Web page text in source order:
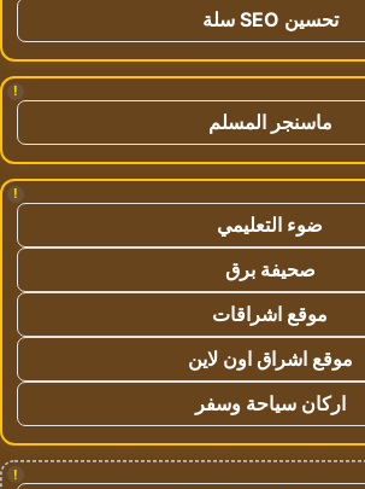
تحسين SEO سلة
!
ماسنجر المسلم
!
ضوء التعليمي
صحيفة برق
موقع اشراقات
موقع اشراق اون لاين
اركان سياحة وسفر
!